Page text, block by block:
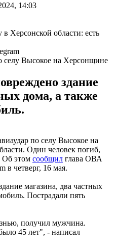
14:03
селу Высокое на Херсонщине
здание
дома, а также
по селу Высокое на
Один человек погиб,
Об этом сообщил глава ОВА
в четверг, 16 мая.
магазина, два частных
Пострадали пять
получил мужчина.
45 лет", - написал